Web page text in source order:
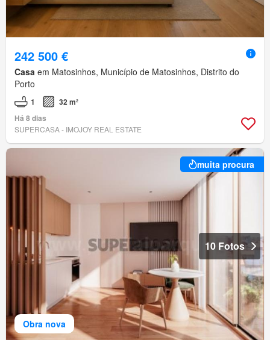
242 500 €
Casa em Matosinhos, Município de Matosinhos, Distrito do
Porto
1
32 m²
Há 8 dias
SUPERCASA - IMOJOY REAL ESTATE
Obra nova
muita procura
10 Fotos